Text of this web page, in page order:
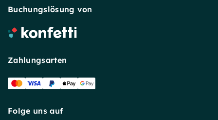
Buchungslösung von
Zahlungsarten
Folge uns auf